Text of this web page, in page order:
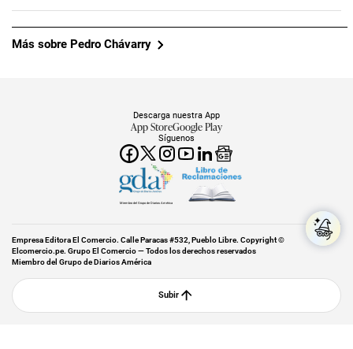
Más sobre Pedro Chávarry
Síguenos
Descarga nuestra App
App StoreGoogle Play
Miembro del Grupo de Diarios América
Empresa Editora El Comercio. Calle Paracas #532, Pueblo Libre. Copyright ©
Elcomercio.pe. Grupo El Comercio — Todos los derechos reservados
Miembro del Grupo de Diarios América
Subir